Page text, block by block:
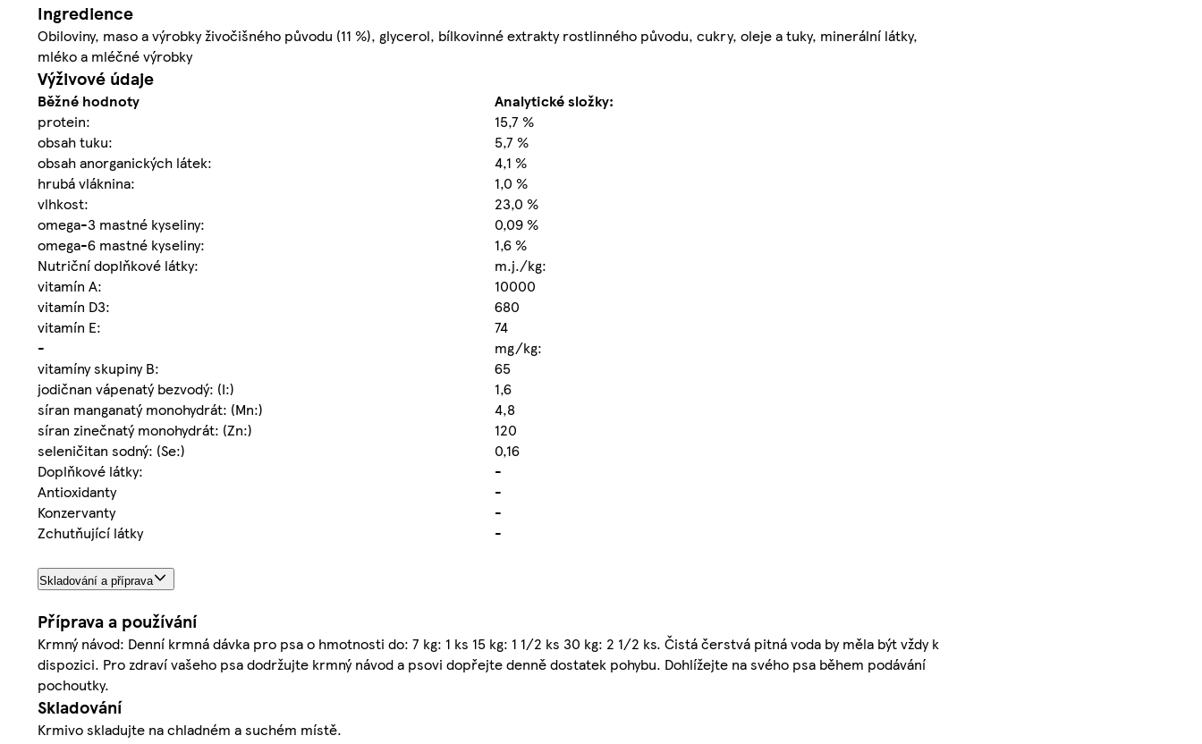
Ingredience
Obiloviny, maso a výrobky živočišného původu (11 %), glycerol, bílkovinné extrakty rostlinného původu, cukry, oleje a tuky, minerální látky,
mléko a mléčné výrobky
Výživové údaje
Běžné hodnoty
Analytické složky:
protein:
15,7 %
obsah tuku:
5,7 %
obsah anorganických látek:
4,1 %
hrubá vláknina:
1,0 %
vlhkost:
23,0 %
omega-3 mastné kyseliny:
0,09 %
omega-6 mastné kyseliny:
1,6 %
Nutriční doplňkové látky:
m.j./kg:
vitamín A:
10000
vitamín D3:
680
vitamín E:
74
-
mg/kg:
vitamíny skupiny B:
65
jodičnan vápenatý bezvodý: (I:)
1,6
síran manganatý monohydrát: (Mn:)
4,8
síran zinečnatý monohydrát: (Zn:)
120
seleničitan sodný: (Se:)
0,16
Doplňkové látky:
-
Antioxidanty
-
Konzervanty
-
Zchutňující látky
-
Skladování a příprava
Příprava a používání
Krmný návod: Denní krmná dávka pro psa o hmotnosti do: 7 kg: 1 ks 15 kg: 1 1/2 ks 30 kg: 2 1/2 ks. Čistá čerstvá pitná voda by měla být vždy k
dispozici. Pro zdraví vašeho psa dodržujte krmný návod a psovi dopřejte denně dostatek pohybu. Dohlížejte na svého psa během podávání
pochoutky.
Skladování
Krmivo skladujte na chladném a suchém místě.